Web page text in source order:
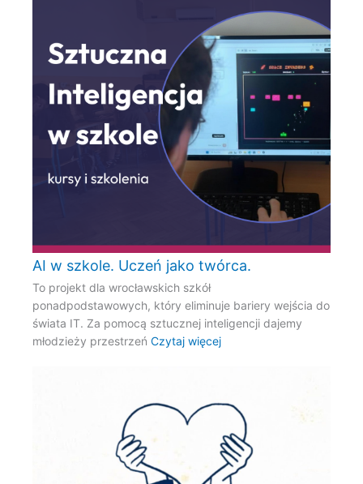
AI w szkole. Uczeń jako twórca.
To projekt dla wrocławskich szkół
ponadpodstawowych, który eliminuje bariery wejścia do
świata IT. Za pomocą sztucznej inteligencji dajemy
młodzieży przestrzeńCzytaj więcej